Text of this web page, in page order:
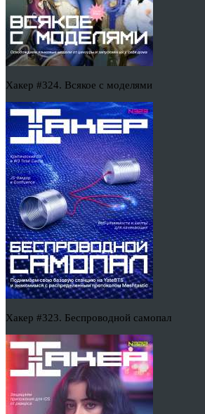
Хакер #324. Всякое с моделями
Хакер #323. Беспроводной самопал